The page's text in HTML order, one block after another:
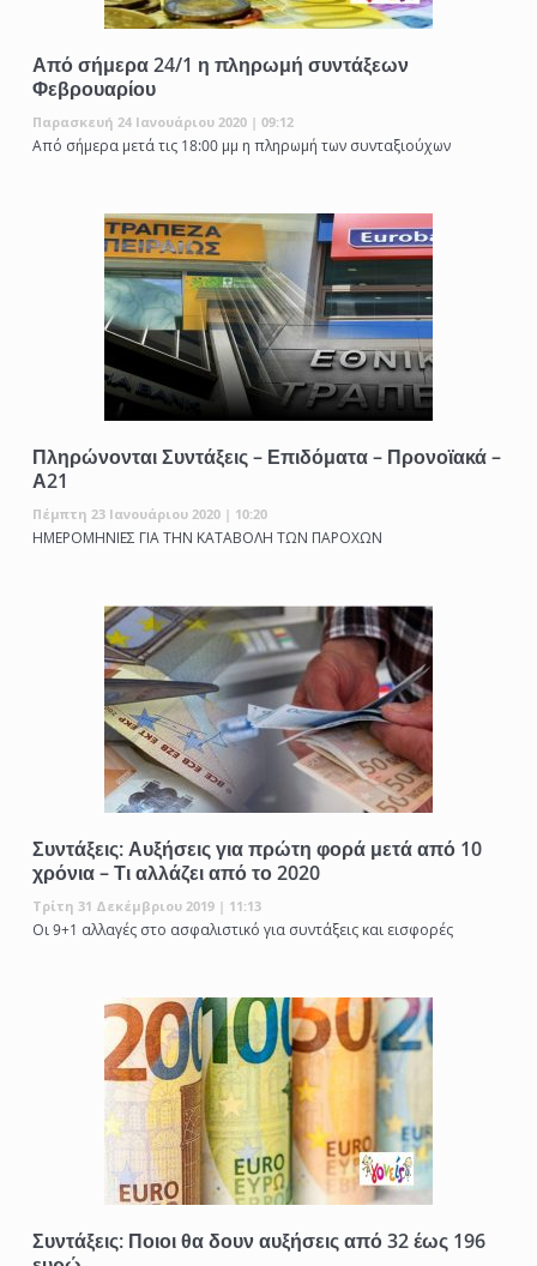
Από σήμερα 24/1 η πληρωμή συντάξεων
Φεβρουαρίου
Παρασκευή 24 Ιανουάριου 2020 | 09:12
Από σήμερα μετά τις 18:00 μμ η πληρωμή των συνταξιούχων
Πληρώνονται Συντάξεις – Επιδόματα – Προνοϊακά –
Α21
Πέμπτη 23 Ιανουάριου 2020 | 10:20
ΗΜΕΡΟΜΗΝΙΕΣ ΓΙΑ ΤΗΝ ΚΑΤΑΒΟΛΗ ΤΩΝ ΠΑΡΟΧΩΝ
Συντάξεις: Αυξήσεις για πρώτη φορά μετά από 10
χρόνια – Τι αλλάζει από το 2020
Τρίτη 31 Δεκέμβριου 2019 | 11:13
Οι 9+1 αλλαγές στο ασφαλιστικό για συντάξεις και εισφορές
Συντάξεις: Ποιοι θα δουν αυξήσεις από 32 έως 196